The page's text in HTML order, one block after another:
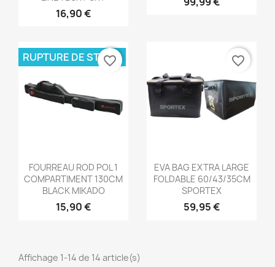
16,90 €
Aperçu rapide
FOURREAU ROD POL 1
COMPARTIMENT 130CM
BLACK MIKADO
15,90 €
RUPTURE DE STOCK
favorite_border
Aperçu rapide
EVA BAG EXTRA LARGE
FOLDABLE 60/43/35CM
SPORTEX
59,95 €
favorite_border
Affichage 1-14 de 14 article(s)